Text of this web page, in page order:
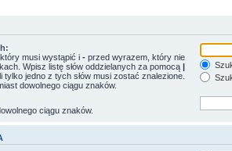
musi wystąpić i - przed wyrazem, który nie
Wpisz listę słów oddzielanych za pomocą |
tylko jedno z tych słów musi zostać znalezione.
dowolnego ciągu znaków.
ciągu znaków.